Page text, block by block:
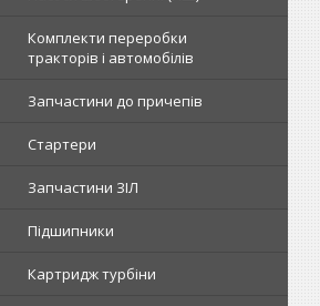
Комплекти переробки
тракторів і автомобілів
Запчастини до причепів
Стартери
Запчастини ЗІЛ
Підшипники
Картридж турбіни